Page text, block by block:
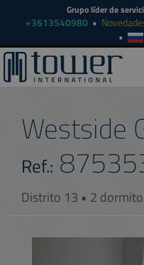
Grupo líder de
+3613540980
Westside
Ref.:
Distrito 13 • 2